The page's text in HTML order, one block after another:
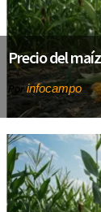
Precio del
Porinfocampo